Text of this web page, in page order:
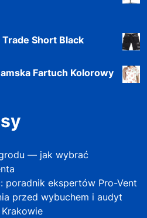
Short Black
Fartuch Kolorowy
— jak wybrać
poradnik ekspertów Pro-Vent
przed wybuchem i audyt